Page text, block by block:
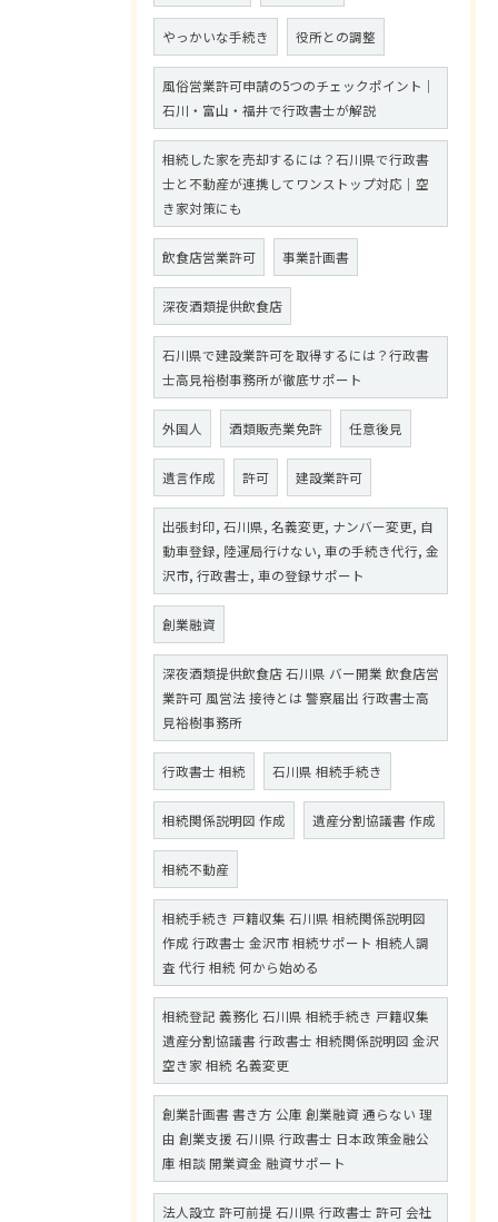
やっかいな手続き 役所との調整
風俗営業許可申請の5つのチェックポイント｜
石川・富山・福井で行政書士が解説
相続した家を売却するには？石川県で行政書
士と不動産が連携してワンストップ対応｜空
き家対策にも
飲食店営業許可 事業計画書
深夜酒類提供飲食店
石川県で建設業許可を取得するには？行政書
士高見裕樹事務所が徹底サポート
外国人 酒類販売業免許 任意後見
遺言作成 許可 建設業許可
出張封印, 石川県, 名義変更, ナンバー変更, 自
動車登録, 陸運局行けない, 車の手続き代行, 金
沢市, 行政書士, 車の登録サポート
創業融資
深夜酒類提供飲食店 石川県 バー開業 飲食店営
業許可 風営法 接待とは 警察届出 行政書士高
見裕樹事務所
行政書士 相続 石川県 相続手続き
相続関係説明図 作成 遺産分割協議書 作成
相続不動産
相続手続き 戸籍収集 石川県 相続関係説明図
作成 行政書士 金沢市 相続サポート 相続人調
査 代行 相続 何から始める
相続登記 義務化 石川県 相続手続き 戸籍収集
遺産分割協議書 行政書士 相続関係説明図 金沢
空き家 相続 名義変更
創業計画書 書き方 公庫 創業融資 通らない 理
由 創業支援 石川県 行政書士 日本政策金融公
庫 相談 開業資金 融資サポート
法人設立 許可前提 石川県 行政書士 許可 会社